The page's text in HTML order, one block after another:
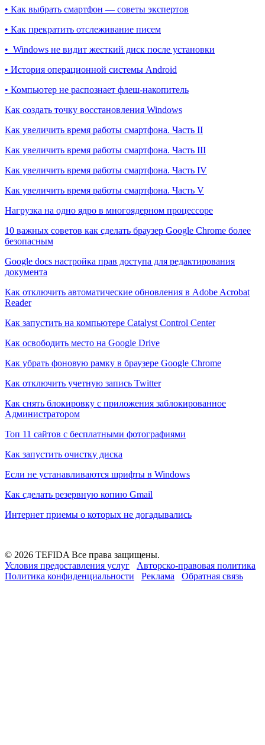
• Как выбрать смартфон — советы экспертов
• Как прекратить отслеживание писем
• Windows не видит жесткий диск после установки
• История операционной системы Android
• Компьютер не распознает флеш-накопитель
Как создать точку восстановления Windows
Как увеличить время работы смартфона. Часть II
Как увеличить время работы смартфона. Часть III
Как увеличить время работы смартфона. Часть IV
Как увеличить время работы смартфона. Часть V
Нагрузка на одно ядро в многоядерном процессоре
10 важных советов как сделать браузер Google Chrome более
безопасным
Google docs настройка прав доступа для редактирования
документа
Как отключить автоматические обновления в Adobe Acrobat
Reader
Как запустить на компьютере Catalyst Control Center
Как освободить место на Google Drive
Как убрать фоновую рамку в браузере Google Chrome
Как отключить учетную запись Twitter
Как снять блокировку с приложения заблокированное
Администратором
Топ 11 сайтов с бесплатными фотографиями
Как запустить очистку диска
Если не устанавливаются шрифты в Windows
Как сделать резервную копию Gmail
Интернет приемы о которых не догадывались
© 2026 TEFIDA Все права защищены.
Условия предоставления услуг
Авторско-правовая политика
Политика конфиденциальности
Реклама Обратная связь